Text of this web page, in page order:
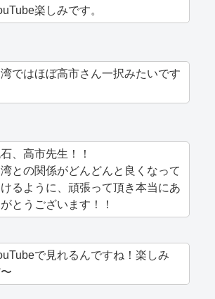
楽しみです。
ではほぼ高市さん一択みたいです
、高市先生！！
との関係がどんどんと良くなって
るように、頑張って頂き本当にあ
がとうございます！！
で見れるんですね！楽しみ